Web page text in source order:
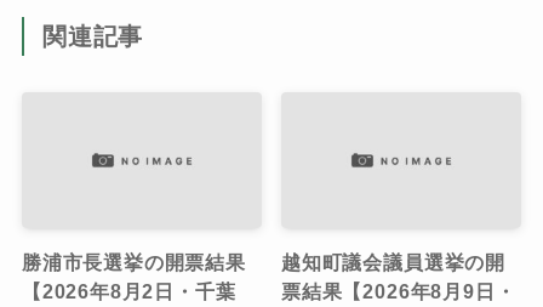
関連記事
勝浦市長選挙の開票結果
【2026年8月2日・千葉
越知町議会議員選挙の開
票結果【2026年8月9日・